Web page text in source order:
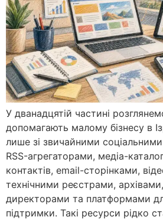
У дванадцятій частині
допомагають малому бізнесу в
лише зі звичайними
RSS-агрегаторами, медіа-
контактів, email-сторінками,
технічними реєстрами,
директорами та платформами
підтримки. Такі ресурси рідко